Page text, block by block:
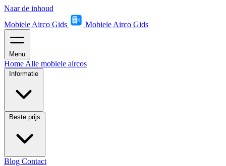
Naar de inhoud
Mobiele Airco Gids
Mobiele Airco Gids
Menu
Home Alle mobiele aircos
Informatie
Beste prijs
Blog Contact